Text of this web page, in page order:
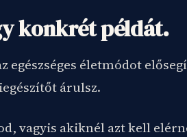
konkrét példát.
egészséges életmódot
árulsz.
vagyis akiknél azt kell